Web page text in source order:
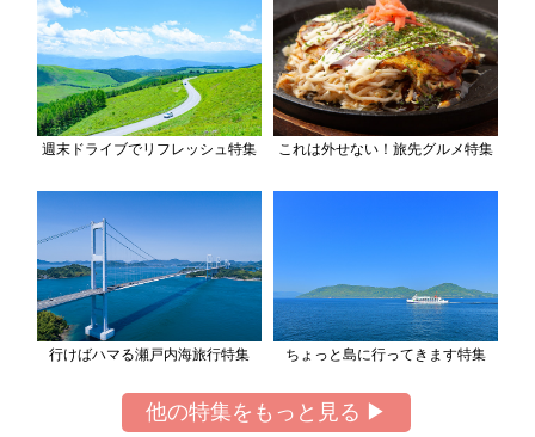
週末ドライブでリフレッシュ特集 これは外せない！旅先グルメ特集
行けばハマる瀬戸内海旅行特集 ちょっと島に行ってきます特集
他の特集をもっと見る ▶